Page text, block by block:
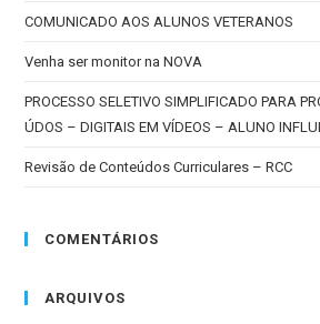
COMUNICADO AOS ALUNOS VETERANOS
Venha ser monitor na NOVA
PROCESSO SELETIVO SIMPLIFICADO PARA
ÚDOS – DIGITAIS EM VÍDEOS – ALUNO
Revisão de Conteúdos Curriculares – RCC
COMENTÁRIOS
ARQUIVOS